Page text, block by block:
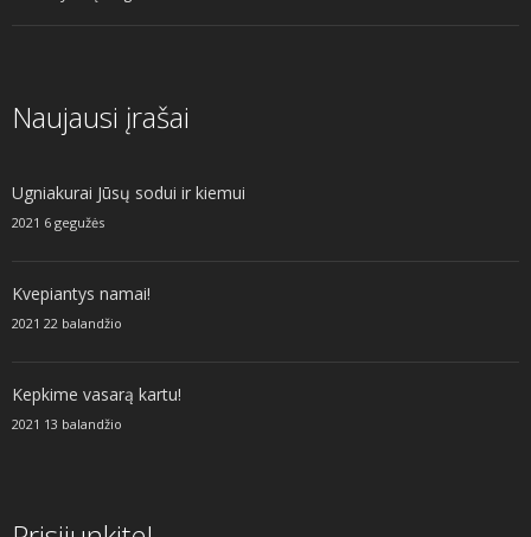
Naujausi įrašai
Ugniakurai Jūsų sodui ir kiemui
2021 6 gegužės
Kvepiantys namai!
2021 22 balandžio
Kepkime vasarą kartu!
2021 13 balandžio